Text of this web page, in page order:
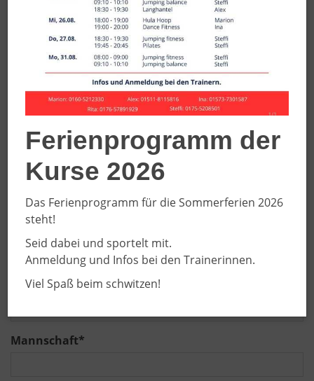
Bitte teilen Sie uns mit an welchem Tag und zu welcher
Uhrzeit Sie die Sportstätte reservieren möchten.
Bereits reservierte Zeiten finden Sie in unserer
Sportstättenbelegung.
Datum und Uhrzeit von:
Datum und Uhrzeit bis:*
Abteilung*
Mannschaft*
Ferienprogramm der
Kurse 2026
Das Ferienprogramm für die Sommerferien 2026
steht!
Seid dabei und sportelt mit.
Anmeldung und Infos bei den Trainerinnen.
Viel Spaß beim schwitzen!